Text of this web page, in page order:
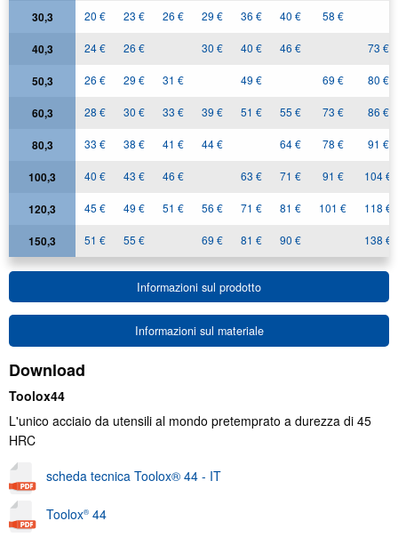
30,3 20 € 23 € 26 € 29 € 36 € 40 € 58 €
40,3 24 € 26 € 30 € 40 € 46 € 73 €
50,3 26 € 29 € 31 € 49 € 69 € 80 €
60,3 28 € 30 € 33 € 39 € 51 € 55 € 73 € 86 €
80,3 33 € 38 € 41 € 44 € 64 € 78 € 91 €
100,3 40 € 43 € 46 € 63 € 71 € 91 € 104 €
120,3 45 € 49 € 51 € 56 € 71 € 81 € 101 € 118 €
150,3 51 € 55 € 69 € 81 € 90 € 138 €
Informazioni sul prodotto
Informazioni sul materiale
Download
Toolox44
L'unico acciaio da utensili al mondo pretemprato a durezza di 45
HRC
scheda tecnica Toolox® 44 - IT
Toolox® 44